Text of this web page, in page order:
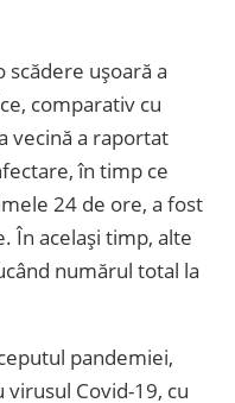
scădere ușoară a
comparativ cu
vecină a raportat
în timp ce
24 de ore, a fost
În același timp, alte
numărul total la
pandemiei,
Covid-19, cu